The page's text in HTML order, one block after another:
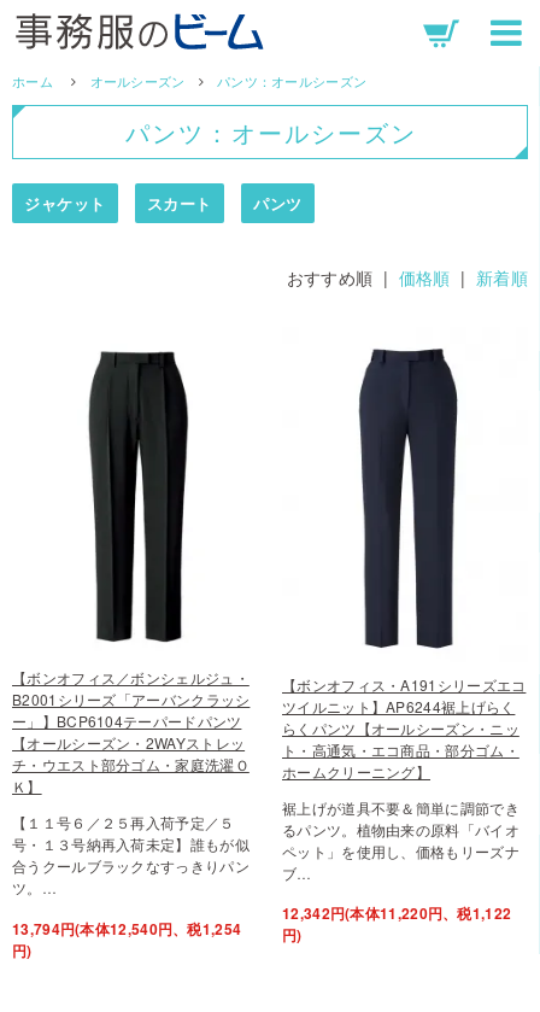
ホーム オールシーズン パンツ：オールシーズン
パンツ：オールシーズン
ジャケット スカート パンツ
おすすめ順 | 価格順 | 新着順
【ボンオフィス／ボンシェルジュ・
B2001シリーズ「アーバンクラッシ
ー」】BCP6104テーパードパンツ
【オールシーズン・2WAYストレッ
チ・ウエスト部分ゴム・家庭洗濯Ｏ
Ｋ】
【１１号６／２５再入荷予定／５
号・１３号納再入荷未定】誰もが似
合うクールブラックなすっきりパン
ツ。…
13,794円(本体12,540円、税1,254
円)
【ボンオフィス・A191シリーズエコ
ツイルニット】AP6244裾上げらく
らくパンツ【オールシーズン・ニッ
ト・高通気・エコ商品・部分ゴム・
ホームクリーニング】
裾上げが道具不要＆簡単に調節でき
るパンツ。植物由来の原料「バイオ
ペット」を使用し、価格もリーズナ
ブ…
12,342円(本体11,220円、税1,122
円)